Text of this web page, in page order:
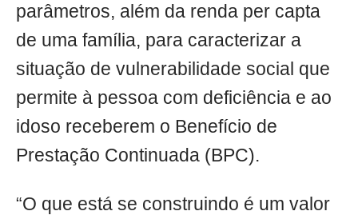
parâmetros, além da renda per capta
de uma família, para caracterizar a
situação de vulnerabilidade social que
permite à pessoa com deficiência e ao
idoso receberem o Benefício de
Prestação Continuada (BPC).
“O que está se construindo é um valor